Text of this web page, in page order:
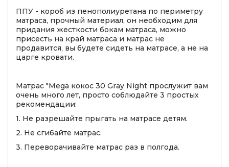
ППУ - короб из пенополиуретана по периметру
матраса, прочный материал, он необходим для
придания жесткости бокам матраса, можно
присесть на край матраса и матрас не
продавится, вы будете сидеть на матрасе, а не на
царге кровати.
Матрас "Mega кокос 30 Gray Night прослужит вам
очень много лет, просто соблюдайте 3 простых
рекомендации:
1. Не разрешайте прыгать на матрасе детям.
2. Не сгибайте матрас.
3. Переворачивайте матрас раз в полгода.